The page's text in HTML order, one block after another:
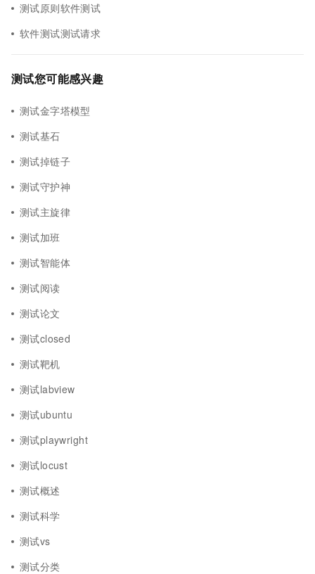
测试原则软件测试
软件测试测试请求
测试您可能感兴趣
测试金字塔模型
测试基石
测试掉链子
测试守护神
测试主旋律
测试加班
测试智能体
测试阅读
测试论文
测试closed
测试靶机
测试labview
测试ubuntu
测试playwright
测试locust
测试概述
测试科学
测试vs
测试分类